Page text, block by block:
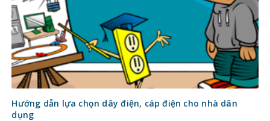
Hướng dẫn lựa chọn dây điện, cáp điện cho nhà dân
dụng